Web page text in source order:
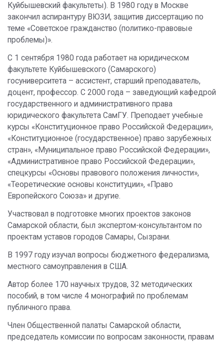
Куйбышевский факультеты). В 1980 году в Москве
закончил аспирантуру ВЮЗИ, защитив диссертацию по
теме «Советское гражданство (политико-правовые
проблемы)».
С 1 сентября 1980 года работает на юридическом
факультете Куйбышевского (Самарского)
госуниверситета – ассистент, старший преподаватель,
доцент, профессор. С 2000 года – заведующий кафедрой
государственного и административного права
юридического факультета СамГУ. Преподает учебные
курсы «Конституционное право Российской Федерации»,
«Конституционное (государственное) право зарубежных
стран», «Муниципальное право Российской Федерации»,
«Административное право Российской Федерации»,
спецкурсы «Основы правового положения личности»,
«Теоретические основы конституции», «Право
Европейского Союза» и другие.
Участвовал в подготовке многих проектов законов
Самарской области, был экспертом-консультантом по
проектам уставов городов Самары, Сызрани.
В 1997 году изучал вопросы бюджетного федерализма,
местного самоуправления в США.
Автор более 170 научных трудов, 32 методических
пособий, в том числе 4 монографий по проблемам
публичного права.
Член Общественной палаты Самарской области,
председатель комиссии по вопросам законности, правам